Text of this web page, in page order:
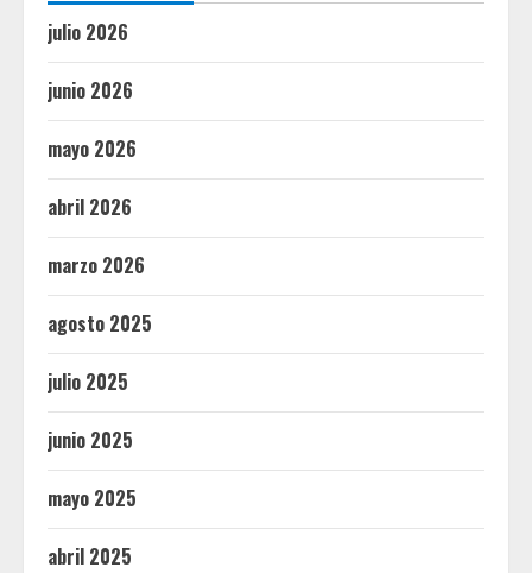
julio 2026
junio 2026
mayo 2026
abril 2026
marzo 2026
agosto 2025
julio 2025
junio 2025
mayo 2025
abril 2025